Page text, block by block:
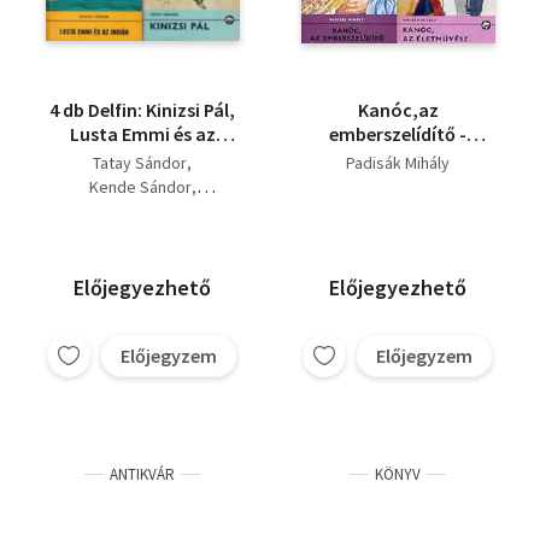
4 db Delfin: Kinizsi Pál,
Lusta Emmi és az
indián, Kanóc, az
életművész, Kapd el a
Tatay Sándor
Kende Sándor
Előjegyezhető
Előjegyzem
Kanóc,az
emberszelídítő -
Kanóc,az életművész
Padisák Mihály
Előjegyezhető
Előjegyzem
ANTIKVÁR KÖNYV